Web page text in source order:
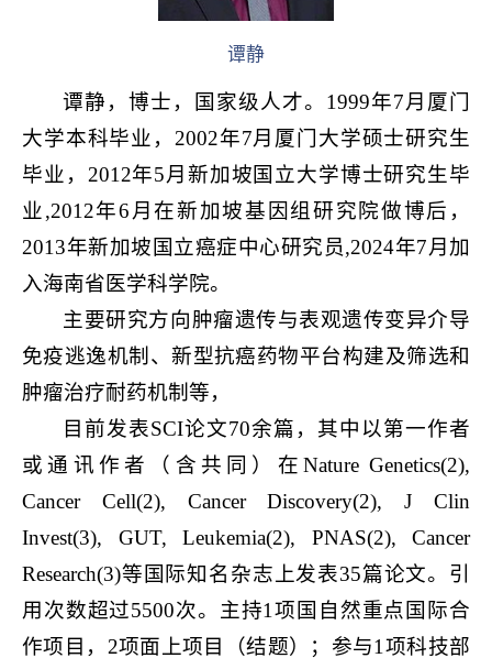
谭静
谭静，博士，国家级人才。1999年7月厦门
大学本科毕业，2002年7月厦门大学硕士研究生
毕业，2012年5月新加坡国立大学博士研究生毕
业,2012年6月在新加坡基因组研究院做博后，
2013年新加坡国立癌症中心研究员,2024年7月加
入海南省医学科学院。
主要研究方向肿瘤遗传与表观遗传变异介导
免疫逃逸机制、新型抗癌药物平台构建及筛选和
肿瘤治疗耐药机制等，
目前发表SCI论文70余篇，其中以第一作者
或通讯作者（含共同）在Nature Genetics(2),
Cancer Cell(2), Cancer Discovery(2), J Clin
Invest(3), GUT, Leukemia(2), PNAS(2), Cancer
Research(3)等国际知名杂志上发表35篇论文。引
用次数超过5500次。主持1项国自然重点国际合
作项目，2项面上项目（结题）；参与1项科技部